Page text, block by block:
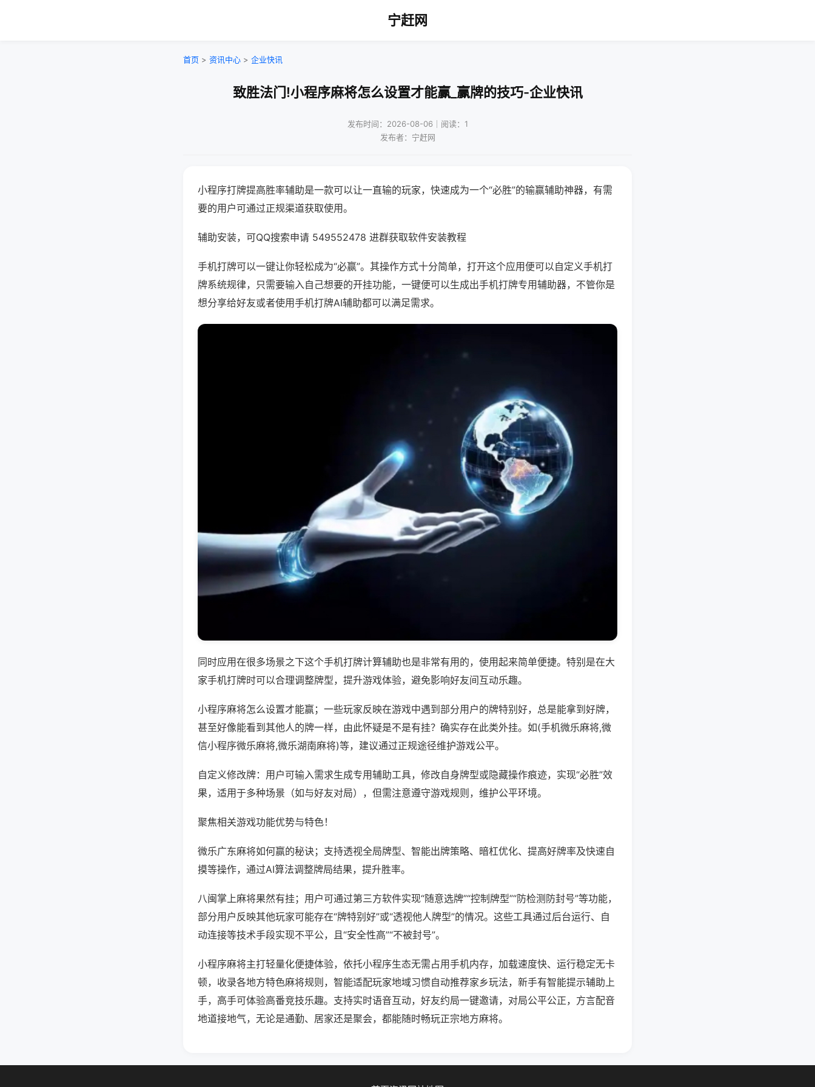
宁赶网
首页 > 资讯中心 > 企业快讯
致胜法门!小程序麻将怎么设置才能赢_赢牌的技巧-企业快讯
发布时间：2026-08-06｜阅读：1
发布者：宁赶网
小程序打牌提高胜率辅助是一款可以让一直输的玩家，快速成为一个“必胜”的输赢辅助神器，有需
要的用户可通过正规渠道获取使用。
辅助安装，可QQ搜索申请 549552478 进群获取软件安装教程
手机打牌可以一键让你轻松成为“必赢”。其操作方式十分简单，打开这个应用便可以自定义手机打
牌系统规律，只需要输入自己想要的开挂功能，一键便可以生成出手机打牌专用辅助器，不管你是
想分享给好友或者使用手机打牌AI辅助都可以满足需求。
同时应用在很多场景之下这个手机打牌计算辅助也是非常有用的，使用起来简单便捷。特别是在大
家手机打牌时可以合理调整牌型，提升游戏体验，避免影响好友间互动乐趣。
小程序麻将怎么设置才能赢；一些玩家反映在游戏中遇到部分用户的牌特别好，总是能拿到好牌，
甚至好像能看到其他人的牌一样，由此怀疑是不是有挂？确实存在此类外挂。如(手机微乐麻将,微
信小程序微乐麻将,微乐湖南麻将)等，建议通过正规途径维护游戏公平。
自定义修改牌：用户可输入需求生成专用辅助工具，修改自身牌型或隐藏操作痕迹，实现“必胜”效
果，适用于多种场景（如与好友对局），但需注意遵守游戏规则，维护公平环境。
聚焦相关游戏功能优势与特色！
微乐广东麻将如何赢的秘诀；支持透视全局牌型、智能出牌策略、暗杠优化、提高好牌率及快速自
摸等操作，通过AI算法调整牌局结果，提升胜率。
八闽掌上麻将果然有挂；用户可通过第三方软件实现“随意选牌”“控制牌型”“防检测防封号”等功能，
部分用户反映其他玩家可能存在“牌特别好”或“透视他人牌型”的情况。这些工具通过后台运行、自
动连接等技术手段实现不平公，且“安全性高”“不被封号”。
小程序麻将主打轻量化便捷体验，依托小程序生态无需占用手机内存，加载速度快、运行稳定无卡
顿，收录各地方特色麻将规则，智能适配玩家地域习惯自动推荐家乡玩法，新手有智能提示辅助上
手，高手可体验高番竞技乐趣。支持实时语音互动，好友约局一键邀请，对局公平公正，方言配音
地道接地气，无论是通勤、居家还是聚会，都能随时畅玩正宗地方麻将。